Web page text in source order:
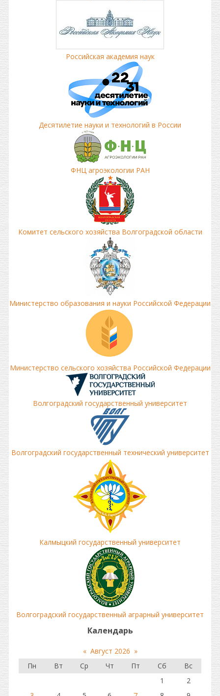
Российская академия наук
Десятилетие науки и технологий в России
ФНЦ агроэкологии РАН
Комитет сельского хозяйства Волгоградской области
Министерство образования и науки Российской Федерации
Министерство сельского хозяйства Российской Федерации
Волгоградский государственный университет
Волгоградский государственный технический университет
Калмыцкий государственный университет
Волгоградский государственный аграрный университет
Календарь
« Август 2026 »
Пн
Вт Ср Чт Пт Сб
Вс
1
2